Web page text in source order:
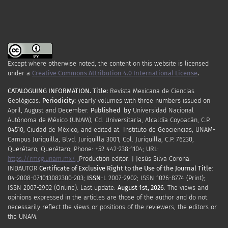
Except where otherwise noted, the content on this website is licensed
under a Creative Commons Attribution 4.0 International License.
CATALOGUING INFORMATION. Title: Revista Mexicana de Ciencias
Geológicas. Periodicity: yearly volumes with three numbers issued on
April, Augustand December. Published by Universidad Nacional
Autónoma de México (UNAM), Cd. Universitaria, Alcaldía Coyoacán, C.P.
04510, Ciudad de México, and edited at Instituto de Geociencias, UNAM-
Campus Juriquilla, Blvd. Juriquilla 3001, Col. Juriquilla, C.P. 76230,
Querétaro, Querétaro; Phone: +52 442-238-1104; URL:
https://rmcg.unam.mx/; Production editor: J Jesús Silva Corona.
INDAUTOR Certificate of Exclusive Right to the Use of the Journal Title:
04-2008-071013082300-203; ISSN-L 2007-2902; ISSN 1026-8774 (Print);
ISSN 2007-2902 (Online). Last update: August 1st, 2026. The views and
opinions expressed in the articles are those of the author and do not
necessarily reflect the views or positions of the reviewers, the editors or
the UNAM.